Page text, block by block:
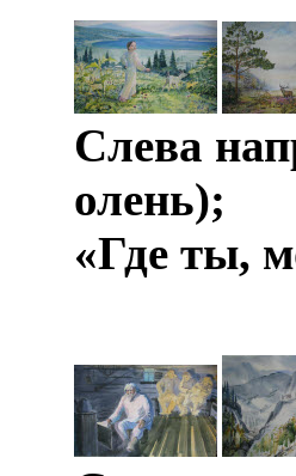
­
Слева
олень);
«Где ты,
­